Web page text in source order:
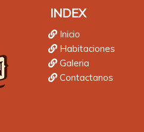
INDEX
Inicio
Habitaciones
Galeria
Contactanos